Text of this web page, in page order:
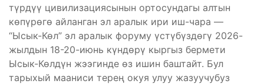
түрдүү цивилизациясынын ортосундагы алтын
көпүрөгө айланган эл аралык ири иш-чара —
“Ысык-Көл” эл аралык форуму үстүбүздөгү 2026-
жылдын 18-20-июнь күндөрү кыргыз бермети
Ысык-Көлдүн жээгинде өз ишин баштайт. Бул
тарыхый мааниси терең окуя улуу жазуучубуз